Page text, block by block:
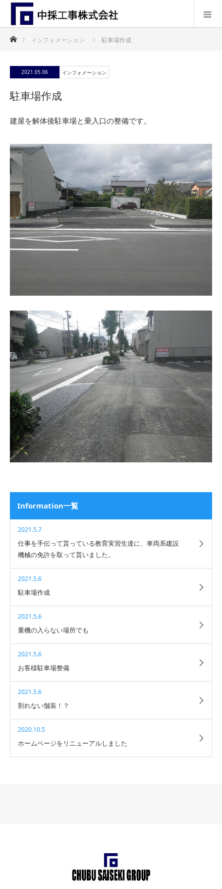
ホーム インフォメーション 駐車場作成
2021.05.06 インフォメーション
駐車場作成
建屋を解体後駐車場と乗入口の整備です。
Information一覧
2021.5.7
仕事を手伝って貰っている教育実習生達に、車両系建設
機械の免許を取って貰いました。
2021.5.6
駐車場作成
2021.5.6
重機の入らない場所でも
2021.5.6
お客様駐車場整備
2021.5.6
割れない舗装！？
2020.10.5
ホームページをリニューアルしました